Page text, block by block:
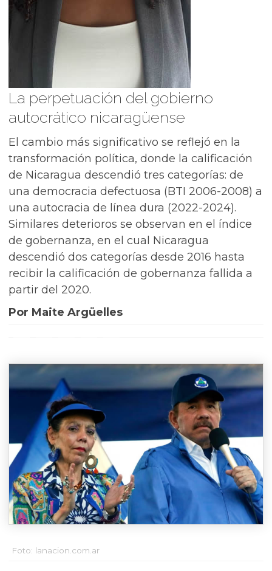
La perpetuación del gobierno
autocrático nicaragüense
El cambio más significativo se reflejó en la
transformación política, donde la calificación
de Nicaragua descendió tres categorías: de
una democracia defectuosa (BTI 2006-2008) a
una autocracia de línea dura (2022-2024).
Similares deterioros se observan en el índice
de gobernanza, en el cual Nicaragua
descendió dos categorías desde 2016 hasta
recibir la calificación de gobernanza fallida a
partir del 2020.
Por Maite Argüelles
Foto: lanacion.com.ar